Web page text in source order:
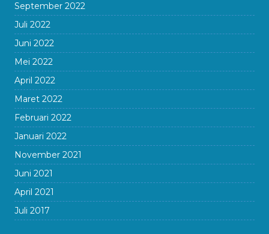
September 2022
Juli 2022
Juni 2022
Mei 2022
April 2022
Maret 2022
Februari 2022
Januari 2022
November 2021
Juni 2021
April 2021
Juli 2017